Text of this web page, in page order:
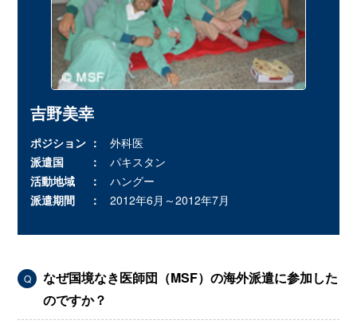
吉野美幸
ポジション
外科医
派遣国
パキスタン
活動地域
ハングー
派遣期間
2012年6月～2012年7月
Q
なぜ国境なき医師団（MSF）の海外派遣に参加した
のですか？